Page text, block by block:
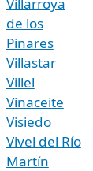
de los
Pinares
Villastar
Villel
Vinaceite
Visiedo
Vivel del Río
Martín